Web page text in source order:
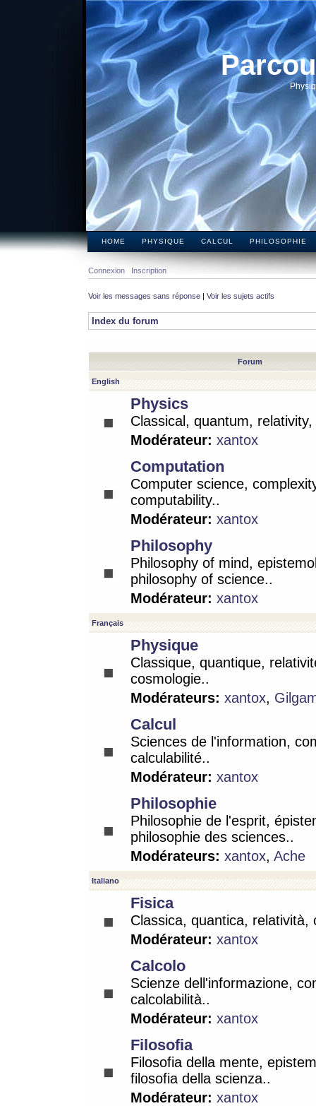
HOME PHYSIQUE CALCUL PHILOSOPHIE
Connexion Inscription
Voir les messages sans réponse | Voir les sujets actifs
Index du forum
Forum
English
Physics
Classical, quantum,
Modérateur: xantox
Computation
Computer science,
computability..
Modérateur: xantox
Philosophy
Philosophy of mind,
philosophy of science..
Modérateur: xantox
Français
Physique
Classique, quantique,
cosmologie..
Modérateurs: xantox,
Calcul
Sciences de l'information,
calculabilité..
Modérateur: xantox
Philosophie
Philosophie de l'esprit,
philosophie des sciences..
Modérateurs: xantox, Ache
Italiano
Fisica
Classica, quantica, relatività,
Modérateur: xantox
Calcolo
Scienze dell'informazione,
calcolabilità..
Modérateur: xantox
Filosofia
Filosofia della mente,
filosofia della scienza..
Modérateur: xantox